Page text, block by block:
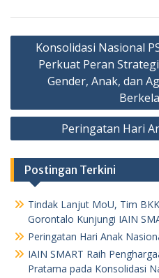
Post
navigation
Konsolidasi Nasional
Perkuat Peran
Gender, Anak, dan
Peringatan Hari
Postingan Terkini
Tindak Lanjut MoU, Tim
Gorontalo Kunjungi IAIN
Peringatan Hari Anak
IAIN SMART Raih
Pratama pada Konsolidasi